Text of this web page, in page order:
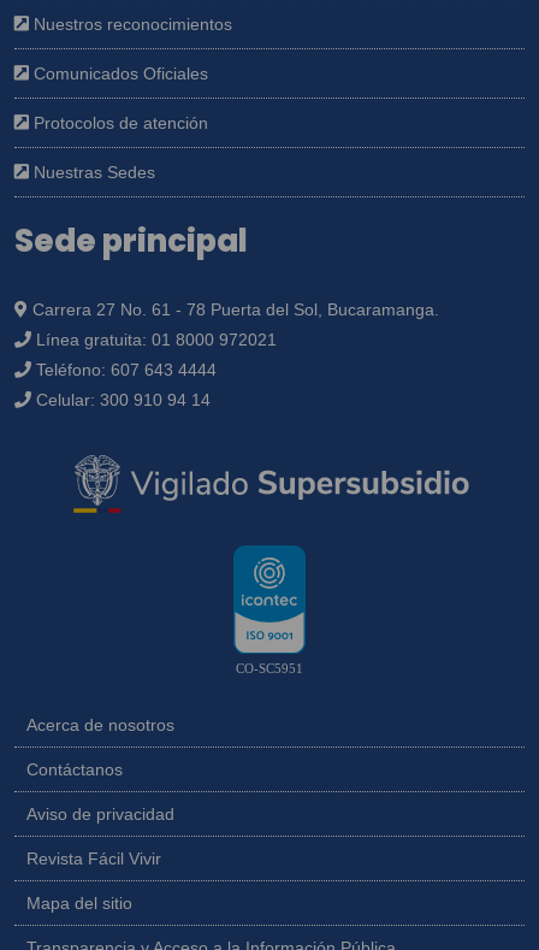
Nuestros reconocimientos
Comunicados Oficiales
Protocolos de atención
Nuestras Sedes
Sede principal
Carrera 27 No. 61 - 78 Puerta del Sol, Bucaramanga.
Línea gratuita: 01 8000 972021
Teléfono: 607 643 4444
Celular: 300 910 94 14
CO-SC5951
Acerca de nosotros
Contáctanos
Aviso de privacidad
Revista Fácil Vivir
Mapa del sitio